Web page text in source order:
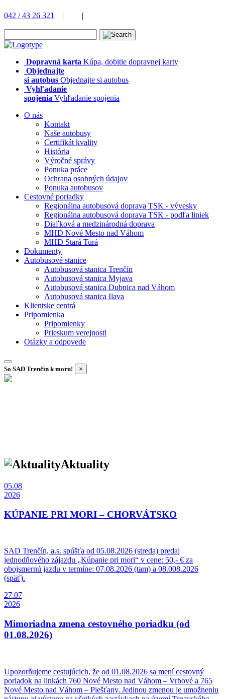
042 / 43 26 321 | |
Dopravná karta Kúpa, dobitie dopravnej karty
Objednajte
si autobus Objednajte si autobus
Vyhľadanie
spojenia Vyhľadanie spojenia
O nás
Kontakt
Naše autobusy
Certifikát kvality
História
Výročné správy
Ponuka práce
Ochrana osobných údajov
Ponuka autobusov
Cestovné poriadky
Regionálna autobusová doprava TSK - vývesky
Regionálna autobusová doprava TSK - podľa liniek
Diaľková a medzinárodná doprava
MHD Nové Mesto nad Váhom
MHD Stará Turá
Dokumenty
Autobusové stanice
Autobusová stanica Trenčín
Autobusová stanica Myjava
Autobusová stanica Dubnica nad Váhom
Autobusová stanica Ilava
Klientske centrá
Pripomienka
Pripomienky
Prieskum verejnosti
Otázky a odpovede
So SAD Trenčín k moru! ×
Aktuality
05.08
2026
KÚPANIE PRI MORI – CHORVÁTSKO
SAD Trenčín, a.s. spúšťa od 05.08.2026 (streda) predaj
jednodňového zájazdu „Kúpanie pri mori“ v cene: 50,- € za
obojsmernú jazdu v termíne: 07.08.2026 (tam) a 08.008.2026
(späť).
27.07
2026
Mimoriadna zmena cestovného poriadku (od
01.08.2026)
Upozorňujeme cestujúcich, že od 01.08.2026 sa mení cestovný
poriadok na linkách 760 Nové Mesto nad Váhom – Vrbové a 765
Nové Mesto nad Váhom – Piešťany. Jedinou zmenou je umožneniu